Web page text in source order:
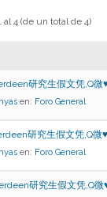
4 (de un total de 4)
研究生假文凭,Q微
en: Foro General
研究生假文凭,Q微
en: Foro General
研究生假文凭,Q微